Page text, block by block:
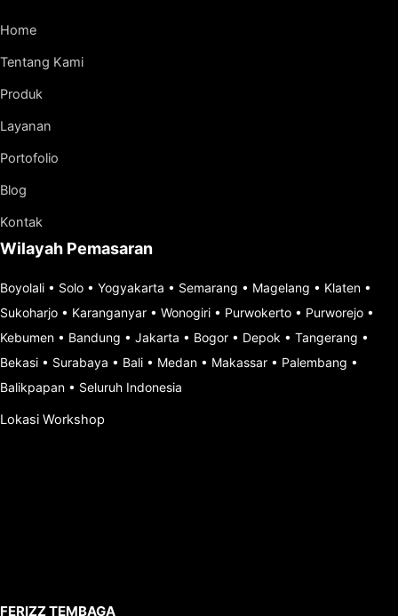
Home
Tentang Kami
Produk
Layanan
Portofolio
Blog
Kontak
Wilayah Pemasaran
Boyolali • Solo • Yogyakarta • Semarang • Magelang • Klaten •
Sukoharjo • Karanganyar • Wonogiri • Purwokerto • Purworejo •
Kebumen • Bandung • Jakarta • Bogor • Depok • Tangerang •
Bekasi • Surabaya • Bali • Medan • Makassar • Palembang •
Balikpapan • Seluruh Indonesia
Lokasi Workshop
FERIZZ TEMBAGA